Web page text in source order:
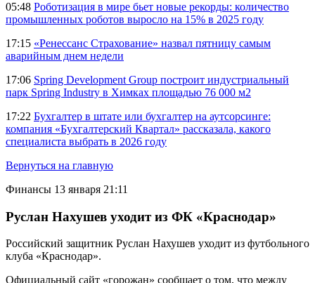
05:48 Роботизация в мире бьет новые рекорды: количество
промышленных роботов выросло на 15% в 2025 году
17:15 «Ренессанс Страхование» назвал пятницу самым
аварийным днем недели
17:06 Spring Development Group построит индустриальный
парк Spring Industry в Химках площадью 76 000 м2
17:22 Бухгалтер в штате или бухгалтер на аутсорсинге:
компания «Бухгалтерский Квартал» рассказала, какого
специалиста выбрать в 2026 году
Вернуться на главную
Финансы 13 января 21:11
Руслан Нахушев уходит из ФК «Краснодар»
Российский защитник Руслан Нахушев уходит из футбольного
клуба «Краснодар».
Официальный сайт «горожан» сообщает о том, что между